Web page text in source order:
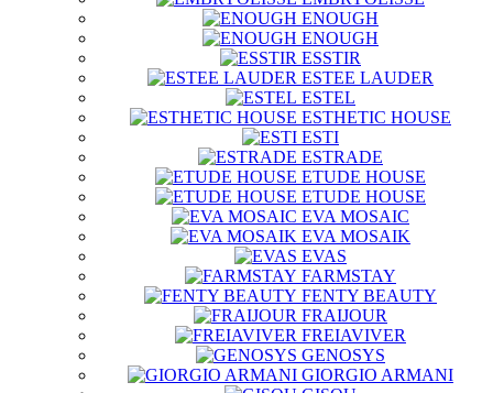
ENOUGH
ENOUGH
ESSTIR
ESTEE LAUDER
ESTEL
ESTHETIC HOUSE
ESTI
ESTRADE
ETUDE HOUSE
ETUDE HOUSE
EVA MOSAIC
EVA MOSAIK
EVAS
FARMSTAY
FENTY BEAUTY
FRAIJOUR
FREIAVIVER
GENOSYS
GIORGIO ARMANI